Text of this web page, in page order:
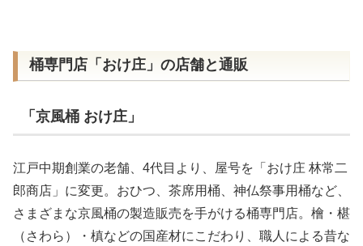
桶専門店「おけ庄」の店舗と通販
「京風桶 おけ庄」
江戸中期創業の老舗、4代目より、屋号を「おけ庄 林常二
郎商店」に変更。おひつ、茶席用桶、神仏祭事用桶など、
さまざまな京風桶の製造販売を手がける桶専門店。檜・椹
（さわら）・槙などの国産材にこだわり、職人による昔な